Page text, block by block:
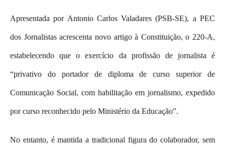
Apresentada por Antonio Carlos Valadares (PSB-SE), a PEC
dos Jornalistas acrescenta novo artigo à Constituição, o 220-A,
estabelecendo que o exercício da profissão de jornalista é
“privativo do portador de diploma de curso superior de
Comunicação Social, com habilitação em jornalismo, expedido
por curso reconhecido pelo Ministério da Educação”.
No entanto, é mantida a tradicional figura do colaborador, sem